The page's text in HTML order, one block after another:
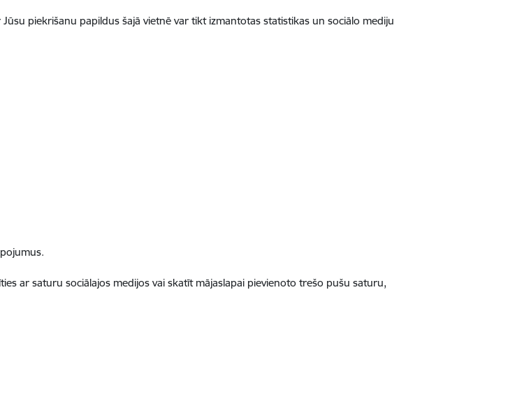
piekrišanu papildus šajā vietnē var tikt izmantotas statistikas un sociālo mediju
ar saturu sociālajos medijos vai skatīt mājaslapai pievienoto trešo pušu saturu,